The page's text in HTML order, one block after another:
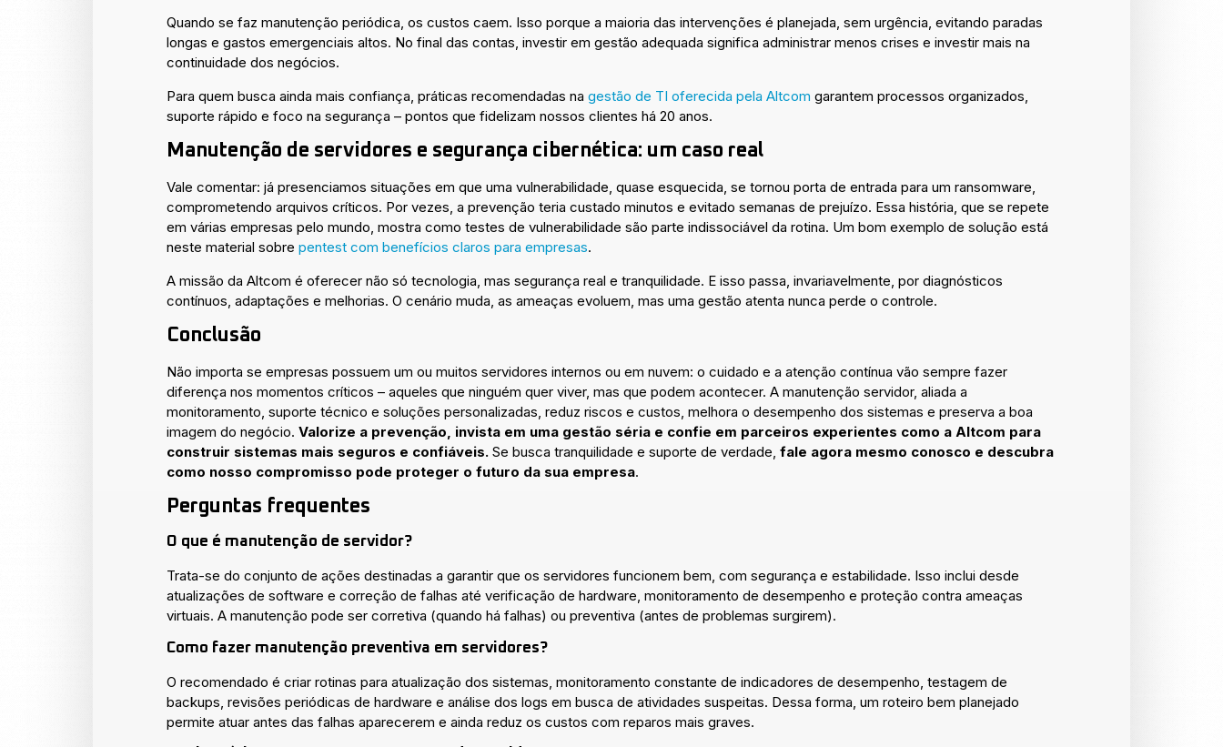
Quando se faz manutenção periódica, os custos caem. Isso porque a maioria das intervenções é planejada, sem urgência, evitando paradas
longas e gastos emergenciais altos. No final das contas, investir em gestão adequada significa administrar menos crises e investir mais na
continuidade dos negócios.
Para quem busca ainda mais confiança, práticas recomendadas na gestão de TI oferecida pela Altcom garantem processos organizados,
suporte rápido e foco na segurança – pontos que fidelizam nossos clientes há 20 anos.
Manutenção de servidores e segurança cibernética: um caso real
Vale comentar: já presenciamos situações em que uma vulnerabilidade, quase esquecida, se tornou porta de entrada para um ransomware,
comprometendo arquivos críticos. Por vezes, a prevenção teria custado minutos e evitado semanas de prejuízo. Essa história, que se repete
em várias empresas pelo mundo, mostra como testes de vulnerabilidade são parte indissociável da rotina. Um bom exemplo de solução está
neste material sobre pentest com benefícios claros para empresas.
A missão da Altcom é oferecer não só tecnologia, mas segurança real e tranquilidade. E isso passa, invariavelmente, por diagnósticos
contínuos, adaptações e melhorias. O cenário muda, as ameaças evoluem, mas uma gestão atenta nunca perde o controle.
Conclusão
Não importa se empresas possuem um ou muitos servidores internos ou em nuvem: o cuidado e a atenção contínua vão sempre fazer
diferença nos momentos críticos – aqueles que ninguém quer viver, mas que podem acontecer. A manutenção servidor, aliada a
monitoramento, suporte técnico e soluções personalizadas, reduz riscos e custos, melhora o desempenho dos sistemas e preserva a boa
imagem do negócio. Valorize a prevenção, invista em uma gestão séria e confie em parceiros experientes como a Altcom para
construir sistemas mais seguros e confiáveis. Se busca tranquilidade e suporte de verdade, fale agora mesmo conosco e descubra
como nosso compromisso pode proteger o futuro da sua empresa.
Perguntas frequentes
O que é manutenção de servidor?
Trata-se do conjunto de ações destinadas a garantir que os servidores funcionem bem, com segurança e estabilidade. Isso inclui desde
atualizações de software e correção de falhas até verificação de hardware, monitoramento de desempenho e proteção contra ameaças
virtuais. A manutenção pode ser corretiva (quando há falhas) ou preventiva (antes de problemas surgirem).
Como fazer manutenção preventiva em servidores?
O recomendado é criar rotinas para atualização dos sistemas, monitoramento constante de indicadores de desempenho, testagem de
backups, revisões periódicas de hardware e análise dos logs em busca de atividades suspeitas. Dessa forma, um roteiro bem planejado
permite atuar antes das falhas aparecerem e ainda reduz os custos com reparos mais graves.